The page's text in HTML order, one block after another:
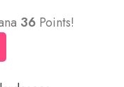
36 Points!